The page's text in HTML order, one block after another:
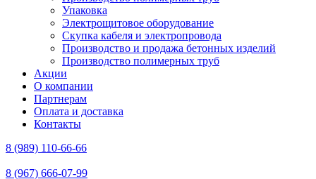
Упаковка
Электрощитовое оборудование
Скупка кабеля и электропровода
Производство и продажа бетонных изделий
Производство полимерных труб
Акции
О компании
Партнерам
Оплата и доставка
Контакты
8 (989) 110-66-66
8 (967) 666-07-99